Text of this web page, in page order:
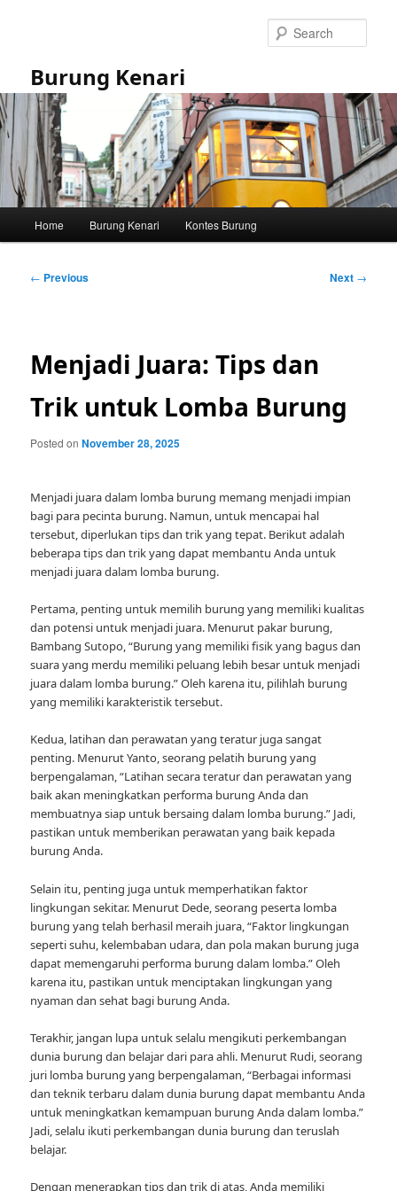
Burung Kenari
Home Burung Kenari Kontes Burung
Post
← Previous Next →
Menjadi Juara: Tips dan
Trik untuk Lomba Burung
Posted onNovember 28, 2025
Menjadi juara dalam lomba burung memang menjadi impian
bagi para pecinta burung. Namun, untuk mencapai hal
tersebut, diperlukan tips dan trik yang tepat. Berikut adalah
beberapa tips dan trik yang dapat membantu Anda untuk
menjadi juara dalam lomba burung.
Pertama, penting untuk memilih burung yang memiliki kualitas
dan potensi untuk menjadi juara. Menurut pakar burung,
Bambang Sutopo, “Burung yang memiliki fisik yang bagus dan
suara yang merdu memiliki peluang lebih besar untuk menjadi
juara dalam lomba burung.” Oleh karena itu, pilihlah burung
yang memiliki karakteristik tersebut.
Kedua, latihan dan perawatan yang teratur juga sangat
penting. Menurut Yanto, seorang pelatih burung yang
berpengalaman, “Latihan secara teratur dan perawatan yang
baik akan meningkatkan performa burung Anda dan
membuatnya siap untuk bersaing dalam lomba burung.” Jadi,
pastikan untuk memberikan perawatan yang baik kepada
burung Anda.
Selain itu, penting juga untuk memperhatikan faktor
lingkungan sekitar. Menurut Dede, seorang peserta lomba
burung yang telah berhasil meraih juara, “Faktor lingkungan
seperti suhu, kelembaban udara, dan pola makan burung juga
dapat memengaruhi performa burung dalam lomba.” Oleh
karena itu, pastikan untuk menciptakan lingkungan yang
nyaman dan sehat bagi burung Anda.
Terakhir, jangan lupa untuk selalu mengikuti perkembangan
dunia burung dan belajar dari para ahli. Menurut Rudi, seorang
juri lomba burung yang berpengalaman, “Berbagai informasi
dan teknik terbaru dalam dunia burung dapat membantu Anda
untuk meningkatkan kemampuan burung Anda dalam lomba.”
Jadi, selalu ikuti perkembangan dunia burung dan teruslah
belajar.
Dengan menerapkan tips dan trik di atas, Anda memiliki